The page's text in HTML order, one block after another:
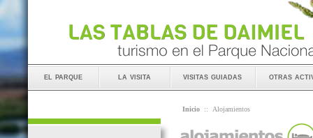
el parque la visita visitas guiadas otras
Inicio :: Alojamientos